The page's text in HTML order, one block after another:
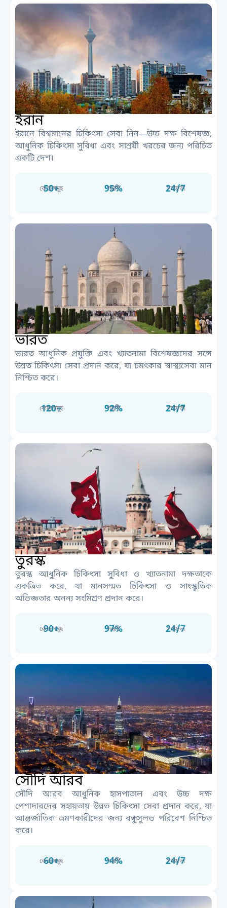
ইরান
ইরানে বিশ্বমানের চিকিৎসা সেবা নিন—উচ্চ দক্ষ বিশেষজ্ঞ,
আধুনিক চিকিৎসা সুবিধা এবং সাশ্রয়ী খরচের জন্য পরিচিত
একটি দেশ।
50+
কেন্দ্রসমূহ 95%
সন্তুষ্টি 24/7
সহায়তা
ভারত
ভারত আধুনিক প্রযুক্তি এবং খ্যাতনামা বিশেষজ্ঞদের সঙ্গে
উন্নত চিকিৎসা সেবা প্রদান করে, যা চমৎকার স্বাস্থ্যসেবা মান
নিশ্চিত করে।
120+
কেন্দ্রসমূহ 92%
সন্তুষ্টি 24/7
সহায়তা
তুরস্ক
তুরস্ক আধুনিক চিকিৎসা সুবিধা ও খ্যাতনামা দক্ষতাকে
একত্রিত করে, যা মানসম্মত চিকিৎসা ও সাংস্কৃতিক
অভিজ্ঞতার অনন্য সংমিশ্রণ প্রদান করে।
90+
কেন্দ্রসমূহ 97%
সন্তুষ্টি 24/7
সহায়তা
সৌদি আরব
সৌদি আরব আধুনিক হাসপাতাল এবং উচ্চ দক্ষ
পেশাদারদের সহায়তায় উন্নত চিকিৎসা সেবা প্রদান করে, যা
আন্তর্জাতিক ভ্রমণকারীদের জন্য বন্ধুসুলভ পরিবেশ নিশ্চিত
করে।
60+
কেন্দ্রসমূহ 94%
সন্তুষ্টি 24/7
সহায়তা